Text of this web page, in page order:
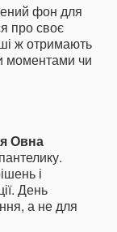
фон для
про своє
ж отримають
моментами чи
Овна
і
День
а не для